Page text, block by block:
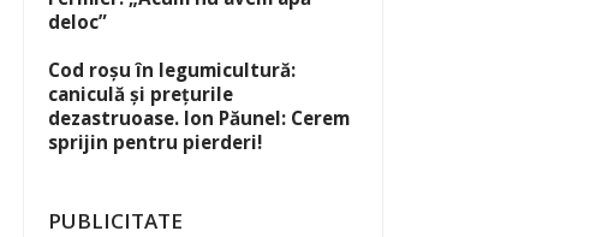
deloc”
Cod roșu în legumicultură:
caniculă și prețurile
dezastruoase. Ion Păunel: Cerem
sprijin pentru pierderi!
PUBLICITATE